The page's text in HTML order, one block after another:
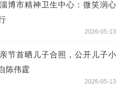
博市精神卫生中心：微笑润心
2026-05-13
节首晒儿子合照，公开儿子小
陈伟霆
2026-05-13